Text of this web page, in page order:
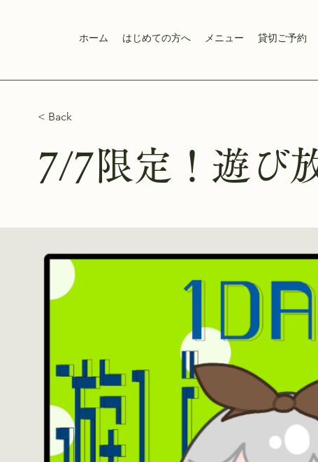
ホーム はじめての方へ メニュー 貸切ご予約
< Back
7/7限定！遊び